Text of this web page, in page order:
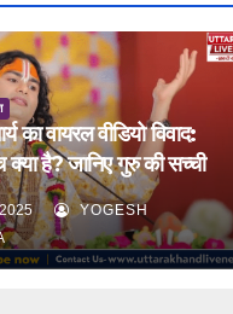
का वायरल वीडियो विवाद:
है? जानिए गुरु की सच्ची
YOGESH